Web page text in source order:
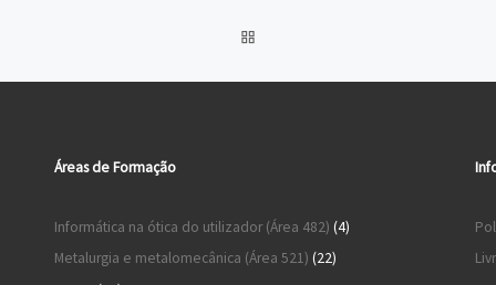
Áreas de Formação
Informática na ótica do utilizador (Área 482) 44 produtos
Metalurgia e metalomecânica (Área 521) 2222 produtos